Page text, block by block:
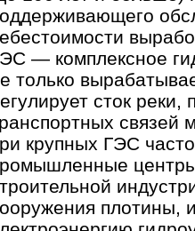
— комплексное
только
сток реки,
связей
крупных ГЭС
плотины,